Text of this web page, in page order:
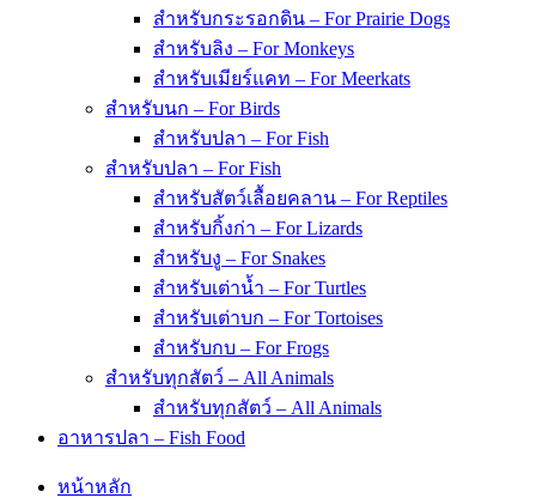
สำหรับกระรอกดิน – For Prairie Dogs
สำหรับลิง – For Monkeys
สำหรับเมียร์แคท – For Meerkats
สำหรับนก – For Birds
สำหรับปลา – For Fish
สำหรับปลา – For Fish
สำหรับสัตว์เลื้อยคลาน – For Reptiles
สำหรับกิ้งก่า – For Lizards
สำหรับงู – For Snakes
สำหรับเต่าน้ำ – For Turtles
สำหรับเต่าบก – For Tortoises
สำหรับกบ – For Frogs
สำหรับทุกสัตว์ – All Animals
สำหรับทุกสัตว์ – All Animals
อาหารปลา – Fish Food
หน้าหลัก